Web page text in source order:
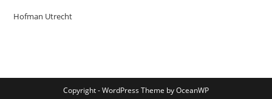
Hofman Utrecht
Copyright - WordPress Theme by OceanWP